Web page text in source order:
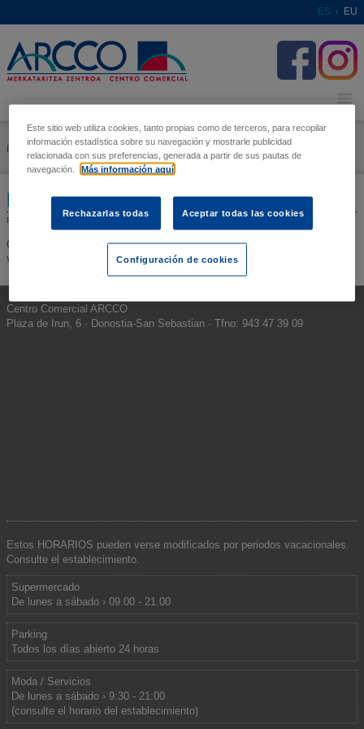
ES EU
Inicio / Noticias / PINTACARAS INFANTIL
PINTACARAS INFANTIL
PUBLICADO EL 31 DE OCTUBRE, 2025.
Quieres un maquillaje terrorífico? Acércate a Arcco Amara el próximo
VIERNES a las 17:30h y disfruta de Halloween!!
Centro Comercial ARCCO
Plaza de Irun, 6 · Donostia-San Sebastian · Tfno: 943 47 39 09
Estos HORARIOS pueden verse modificados por periodos vacacionales.
Consulte el establecimiento.
Supermercado
De lunes a sábado › 09.00 - 21.00
Parking
Todos los días abierto 24 horas
Moda / Servicios
De lunes a sábado › 9:30 - 21:00
(consulte el horario del establecimiento)
Este sitio web utiliza cookies, tanto propias como de terceros, para recopilar
información estadística sobre su navegación y mostrarle publicidad
relacionada con sus preferencias, generada a partir de sus pautas de
navegación.
Más información aquí
Rechazarlas todas Aceptar todas las cookies
Configuración de cookies